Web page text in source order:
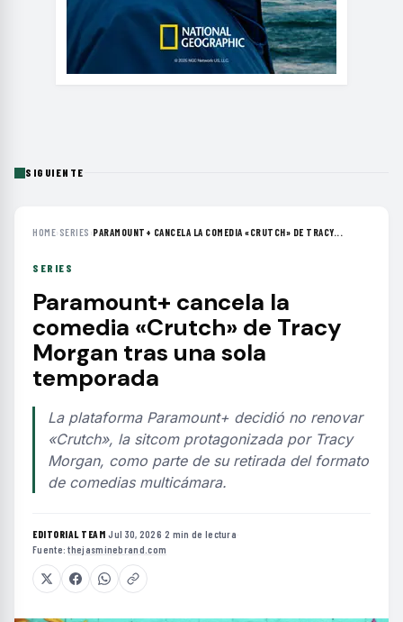
SIGUIENTE
HOME› SERIES ›PARAMOUNT+ CANCELA LA COMEDIA «CRUTCH» DE TRACY...
SERIES
Paramount+ cancela la
comedia «Crutch» de Tracy
Morgan tras una sola
temporada
La plataforma Paramount+ decidió no renovar
«Crutch», la sitcom protagonizada por Tracy
Morgan, como parte de su retirada del formato
de comedias multicámara.
EDITORIAL TEAM·Jul 30, 2026·2 min de lectura·
Fuente:thejasminebrand.com